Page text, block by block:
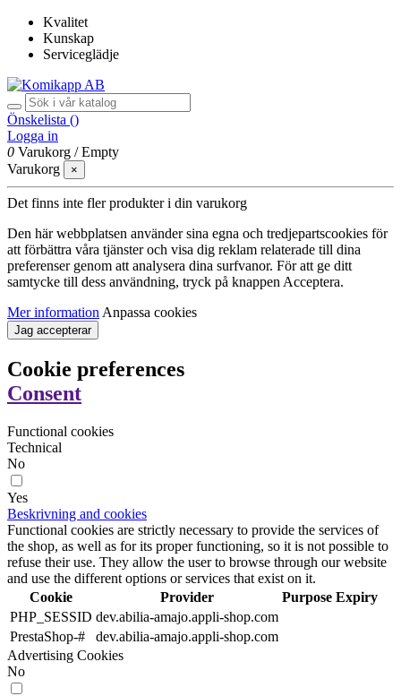
Kvalitet
Kunskap
Serviceglädje
Önskelista ()
Logga in
0 Varukorg /Empty
Varukorg
×
Det finns inte fler produkter i din varukorg
Den här webbplatsen använder sina egna och tredjepartscookies för
att förbättra våra tjänster och visa dig reklam relaterade till dina
preferenser genom att analysera dina surfvanor. För att ge ditt
samtycke till dess användning, tryck på knappen Acceptera.
Mer information Anpassa cookies
Jag accepterar
Cookie preferences
Consent
Functional cookies
Technical
No
Yes
Beskrivning and cookies
Functional cookies are strictly necessary to provide the services of
the shop, as well as for its proper functioning, so it is not possible to
refuse their use. They allow the user to browse through our website
and use the different options or services that exist on it.
Cookie
Provider Purpose Expiry
PHP_SESSID dev.abilia-amajo.appli-shop.com
PrestaShop-#
dev.abilia-amajo.appli-shop.com
Advertising Cookies
No